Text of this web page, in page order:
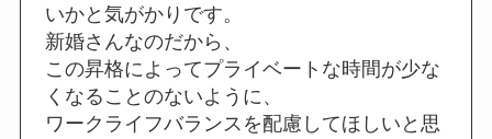
いかと気がかりです。
新婚さんなのだから、
この昇格によってプライベートな時間が少な
くなることのないように、
ワークライフバランスを配慮してほしいと思